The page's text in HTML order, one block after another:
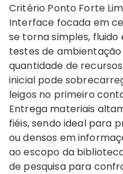
Critério Ponto Forte
Interface focada em
se torna simples,
testes de
quantidade de
inicial pode
leigos no primeiro
Entrega materiais
fiéis, sendo ideal para
ou densos em
ao escopo da
de pesquisa para